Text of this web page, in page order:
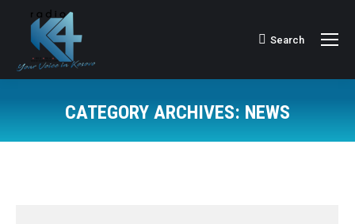
Search:
Search
CATEGORY ARCHIVES: NEWS